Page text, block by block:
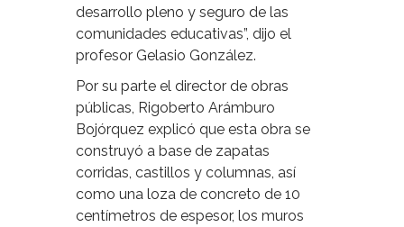
desarrollo pleno y seguro de las
comunidades educativas”, dijo el
profesor Gelasio González.
Por su parte el director de obras
públicas, Rigoberto Arámburo
Bojórquez explicó que esta obra se
construyó a base de zapatas
corridas, castillos y columnas, así
como una loza de concreto de 10
centímetros de espesor, los muros